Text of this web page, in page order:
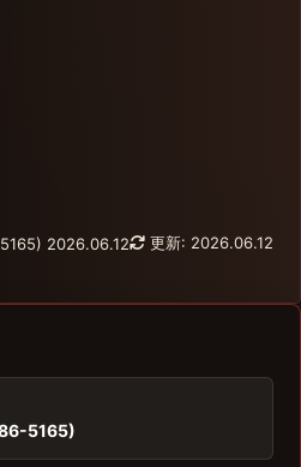
2026.06.12 更新: 2026.06.12
5165)